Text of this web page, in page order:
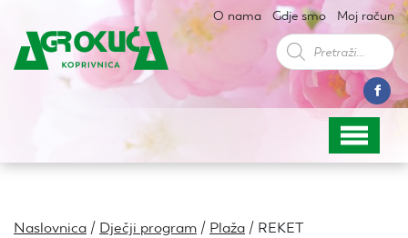
O nama Gdje smo Moj račun
Products
search
Naslovnica / Dječji program / Plaža / REKET